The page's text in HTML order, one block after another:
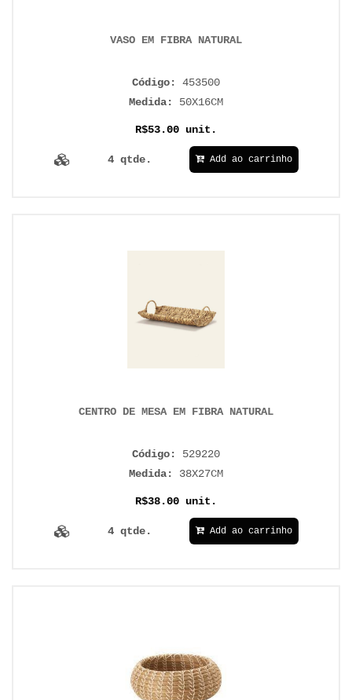
VASO EM FIBRA NATURAL
Código: 453500
Medida: 50X16CM
R$53.00 unit.
4 qtde. Add ao carrinho
CENTRO DE MESA EM FIBRA NATURAL
Código: 529220
Medida: 38X27CM
R$38.00 unit.
4 qtde. Add ao carrinho